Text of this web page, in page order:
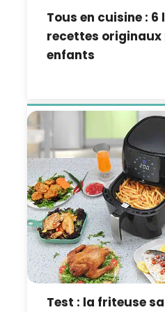
Tous en cuisine : 6
recettes originaux
enfants
Test : la friteuse